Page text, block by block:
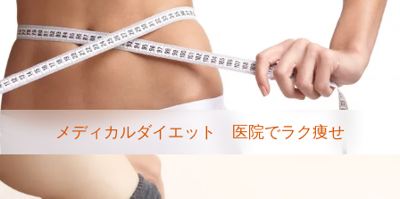
メディカルダイエット 医院でラク痩せ